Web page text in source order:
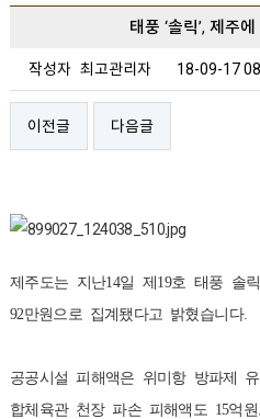
태풍 ‘솔릭’, 제주
작성자 최고관리자 18-09-17
이전글 다음글
제주도는 지난14일 제19호 태풍 솔
92만원으로 집계됐다고 밝혔습니다.
공공시설 피해액은 위미항 방파제
합체육관 천장 파손 피해액도 15억원